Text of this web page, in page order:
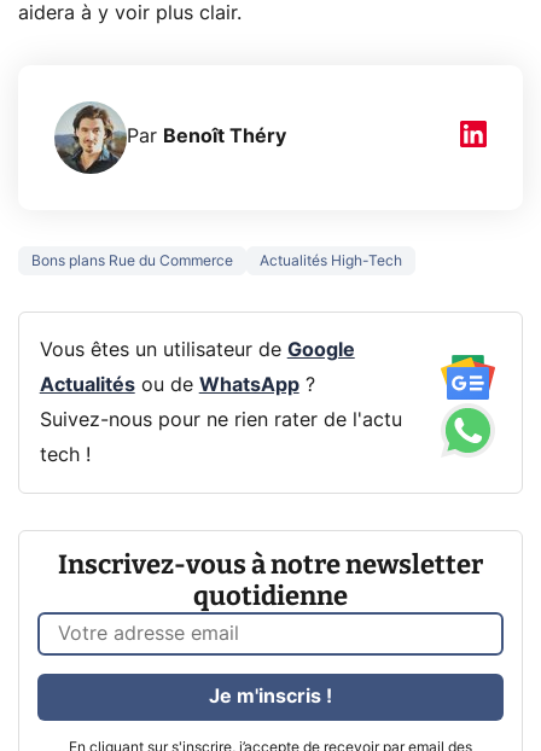
aidera à y voir plus clair.
Par Benoît Théry
Bons plans Rue du Commerce Actualités High-Tech
Vous êtes un utilisateur de Google
Actualitésou de WhatsApp?
Suivez-nous pour ne rien rater de l'actu
tech !
Inscrivez-vous à notre newsletter
quotidienne
En cliquant sur s'inscrire, j’accepte de recevoir par email des
Je m'inscris !